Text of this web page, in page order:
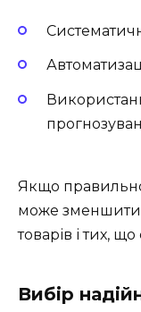
Якщо
може
товарів і тих,
Вибір